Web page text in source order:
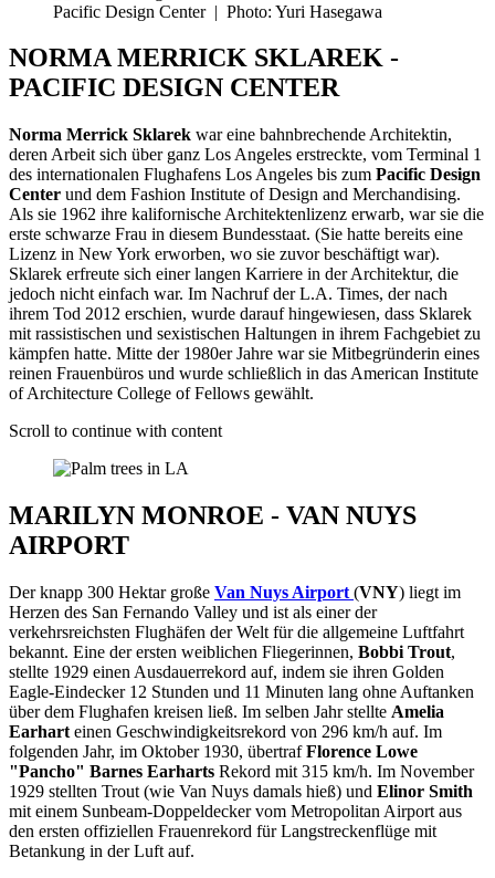
Pacific Design Center | Photo: Yuri Hasegawa
NORMA MERRICK SKLAREK -
PACIFIC DESIGN CENTER
Norma Merrick Sklarek war eine bahnbrechende Architektin,
deren Arbeit sich über ganz Los Angeles erstreckte, vom Terminal 1
des internationalen Flughafens Los Angeles bis zum Pacific Design
Center und dem Fashion Institute of Design and Merchandising.
Als sie 1962 ihre kalifornische Architektenlizenz erwarb, war sie die
erste schwarze Frau in diesem Bundesstaat. (Sie hatte bereits eine
Lizenz in New York erworben, wo sie zuvor beschäftigt war).
Sklarek erfreute sich einer langen Karriere in der Architektur, die
jedoch nicht einfach war. Im Nachruf der L.A. Times, der nach
ihrem Tod 2012 erschien, wurde darauf hingewiesen, dass Sklarek
mit rassistischen und sexistischen Haltungen in ihrem Fachgebiet zu
kämpfen hatte. Mitte der 1980er Jahre war sie Mitbegründerin eines
reinen Frauenbüros und wurde schließlich in das American Institute
of Architecture College of Fellows gewählt.
Scroll to continue with content
MARILYN MONROE - VAN NUYS
AIRPORT
Der knapp 300 Hektar große Van Nuys Airport (VNY) liegt im
Herzen des San Fernando Valley und ist als einer der
verkehrsreichsten Flughäfen der Welt für die allgemeine Luftfahrt
bekannt. Eine der ersten weiblichen Fliegerinnen, Bobbi Trout,
stellte 1929 einen Ausdauerrekord auf, indem sie ihren Golden
Eagle-Eindecker 12 Stunden und 11 Minuten lang ohne Auftanken
über dem Flughafen kreisen ließ. Im selben Jahr stellte Amelia
Earhart einen Geschwindigkeitsrekord von 296 km/h auf. Im
folgenden Jahr, im Oktober 1930, übertrafFlorence Lowe
"Pancho" Barnes Earharts Rekord mit 315 km/h. Im November
1929 stellten Trout (wie Van Nuys damals hieß) und Elinor Smith
mit einem Sunbeam-Doppeldecker vom Metropolitan Airport aus
den ersten offiziellen Frauenrekord für Langstreckenflüge mit
Betankung in der Luft auf.